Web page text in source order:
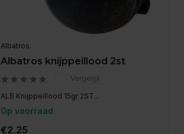
Albatros
Albatros knijppeillood 2st
Vergelijk
ALB Knijppeillood 15gr 2ST...
Op voorraad
€2,25